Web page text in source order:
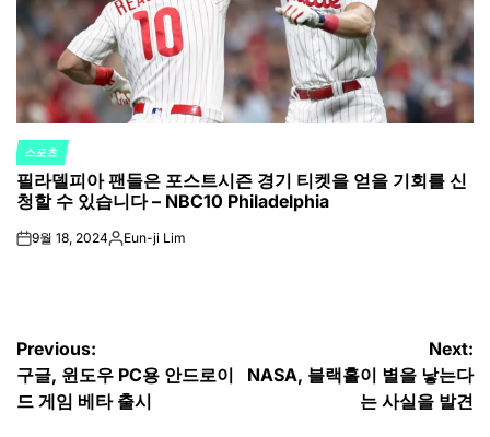
POSTED
IN
스포츠
필라델피아 팬들은 포스트시즌 경기 티켓을 얻을 기회를 신
청할 수 있습니다 – NBC10 Philadelphia
on9월 18, 2024Posted
Eun-ji Lim
글
탐
Previous:
구글, 윈도우 PC용 안드로이
드 게임 베타 출시
Next:
NASA, 블랙홀이 별을 낳는다
는 사실을 발견